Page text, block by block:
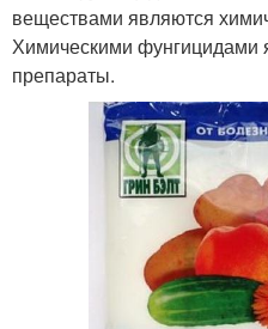
веществами являются
Химическими
препараты.